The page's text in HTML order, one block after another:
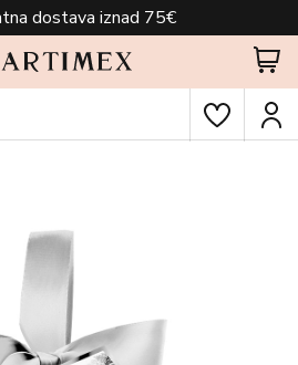
dostava iznad 75€